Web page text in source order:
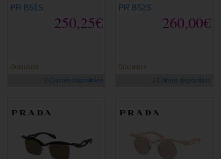
PR B51S
250,25€
Graduable
3 Colores disponibles
PR B52S
260,00€
Graduable
3 Colores disponibles